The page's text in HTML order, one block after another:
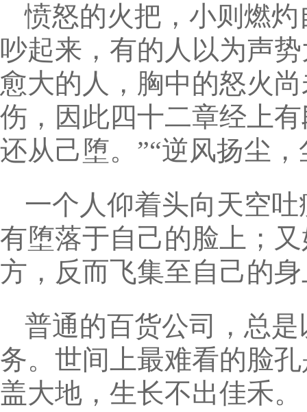
愤怒的火把，小则燃
吵起来，有的人以为声
愈大的人，胸中的怒火
伤，因此四十二章经上
还从己堕。”“逆风扬尘
一个人仰着头向天空
有堕落于自己的脸上；
方，反而飞集至自己的
普通的百货公司，总
务。世间上最难看的脸
盖大地，生长不出佳禾。